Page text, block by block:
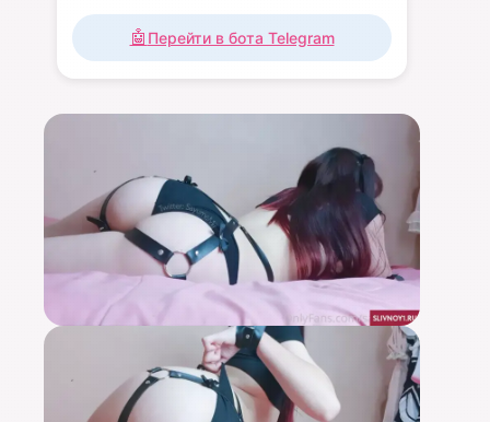
🤖 Перейти в бота Telegram